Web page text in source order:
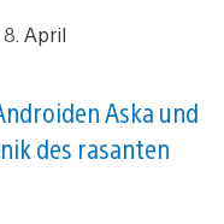
Aska und
des rasanten